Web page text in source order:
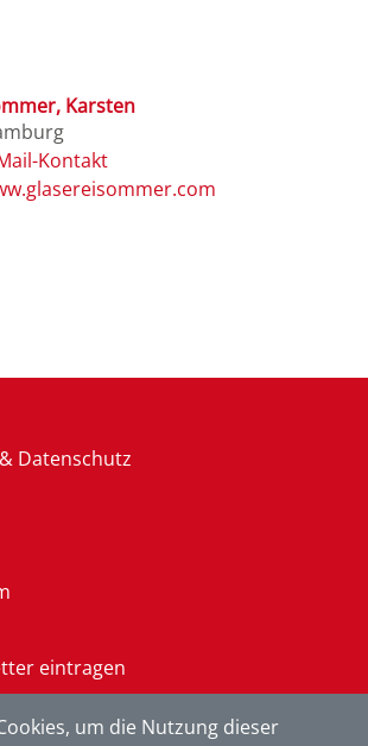
Karsten
Datenschutz
eintragen
um die Nutzung dieser